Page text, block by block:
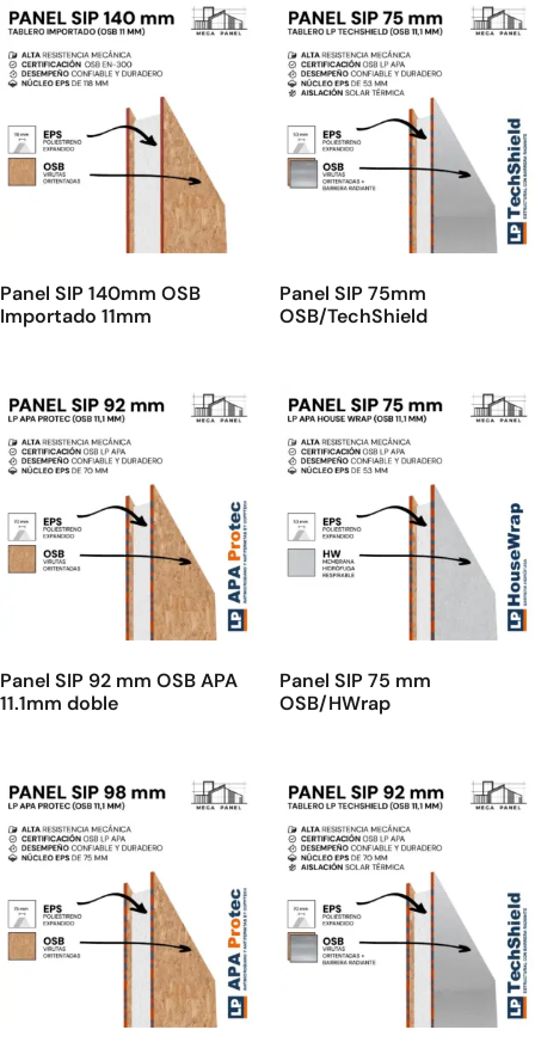
Panel SIP 140mm OSB
Importado 11mm
Panel SIP 75mm
OSB/TechShield
Panel SIP 92 mm OSB APA
11.1mm doble
Panel SIP 75 mm
OSB/HWrap